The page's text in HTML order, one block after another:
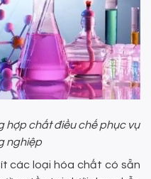
hợp chất điều chế phục vụ
nghiệp
các loại hóa chất có sẵn